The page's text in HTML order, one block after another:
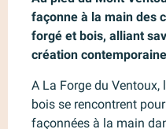
façonne à la main des
forgé et bois, alliant
création
A La Forge du
bois se rencontrent
façonnées à la main